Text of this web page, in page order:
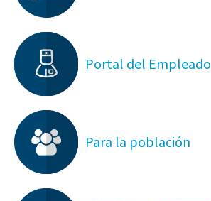
Portal del Empleado
Para la población